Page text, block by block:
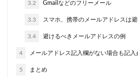
3.2 Gmailなどのフリーメール
3.3 スマホ、携帯のメールアドレスは
3.4 避けるべきメールアドレスの例
4 メールアドレス記入欄がない場合も記入
5 まとめ